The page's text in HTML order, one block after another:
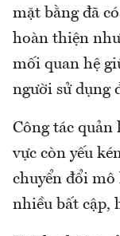
mặt bằng đã
hoàn thiện
mối quan hệ
người sử dụng
Công tác
vực còn yếu
chuyển đổi
nhiều bất cập,